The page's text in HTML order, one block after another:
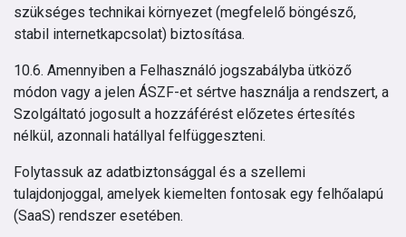
szükséges technikai környezet (megfelelő böngésző,
stabil internetkapcsolat) biztosítása.
10.6. Amennyiben a Felhasználó jogszabályba ütköző
módon vagy a jelen ÁSZF-et sértve használja a rendszert, a
Szolgáltató jogosult a hozzáférést előzetes értesítés
nélkül, azonnali hatállyal felfüggeszteni.
Folytassuk az adatbiztonsággal és a szellemi
tulajdonjoggal, amelyek kiemelten fontosak egy felhőalapú
(SaaS) rendszer esetében.